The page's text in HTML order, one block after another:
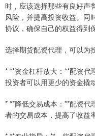
时，应该选择那些有良好声
风险，并提高投资收益。同
协议，确保自己的权益得到
选择期货配资代理，可以为
* **资金杠杆放大：**配资
投资者可以用更少的资金撬
* **降低交易成本：**配资
者的交易成本，提高了收益率